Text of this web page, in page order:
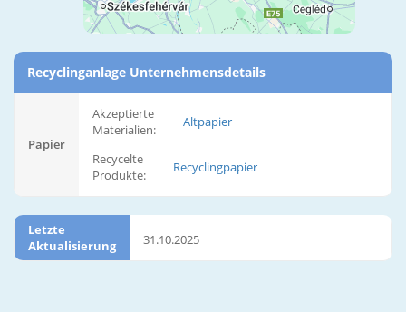
Recyclinganlage Unternehmensdetails
Papier
Akzeptierte
Materialien:
Altpapier
Recycelte
Produkte:
Recyclingpapier
Letzte
Aktualisierung
31.10.2025